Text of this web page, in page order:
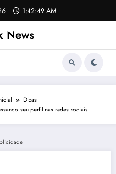
1:42:49 AM
News
Dicas
seu perfil nas redes sociais